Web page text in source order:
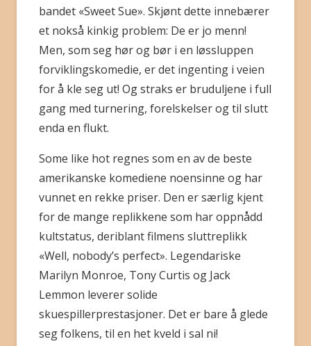
bandet «Sweet Sue». Skjønt dette innebærer
et nokså kinkig problem: De er jo menn!
Men, som seg hør og bør i en løssluppen
forviklingskomedie, er det ingenting i veien
for å kle seg ut! Og straks er bruduljene i full
gang med turnering, forelskelser og til slutt
enda en flukt.
Some like hot regnes som en av de beste
amerikanske komediene noensinne og har
vunnet en rekke priser. Den er særlig kjent
for de mange replikkene som har oppnådd
kultstatus, deriblant filmens sluttreplikk
«Well, nobody’s perfect». Legendariske
Marilyn Monroe, Tony Curtis og Jack
Lemmon leverer solide
skuespillerprestasjoner. Det er bare å glede
seg folkens, til en het kveld i sal ni!